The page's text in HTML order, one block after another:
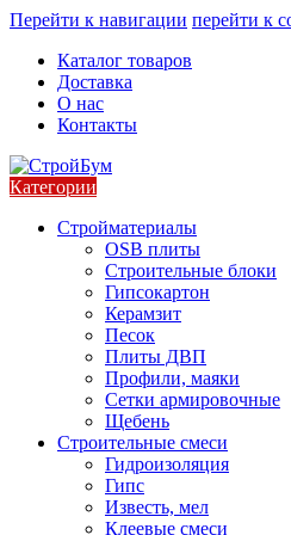
Перейти к навигации перейти к
Каталог товаров
Доставка
О нас
Контакты
Категории
Стройматериалы
OSB плиты
Строительные блоки
Гипсокартон
Керамзит
Песок
Плиты ДВП
Профили, маяки
Сетки армировочные
Щебень
Строительные смеси
Гидроизоляция
Гипс
Известь, мел
Клеевые смеси